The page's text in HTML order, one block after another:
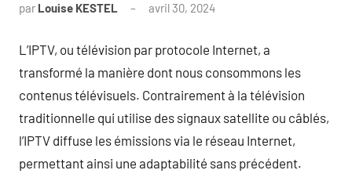
par Louise KESTEL avril 30, 2024
L’IPTV, ou télévision par protocole Internet, a
transformé la manière dont nous consommons les
contenus télévisuels. Contrairement à la télévision
traditionnelle qui utilise des signaux satellite ou câblés,
l’IPTV diffuse les émissions via le réseau Internet,
permettant ainsi une adaptabilité sans précédent.